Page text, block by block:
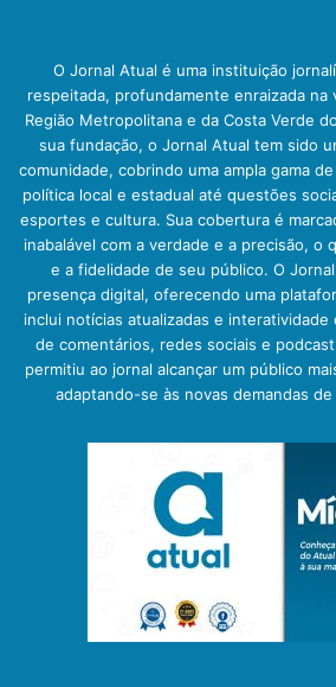
O Jornal Atual é uma instituição
respeitada, profundamente enraizada na
Região Metropolitana e da Costa Verde
sua fundação, o Jornal Atual tem sido
comunidade, cobrindo uma ampla gama
política local e estadual até questões
esportes e cultura. Sua cobertura é
inabalável com a verdade e a precisão, o
e a fidelidade de seu público. O
presença digital, oferecendo uma
inclui notícias atualizadas e
de comentários, redes sociais e
permitiu ao jornal alcançar um público
adaptando-se às novas demandas